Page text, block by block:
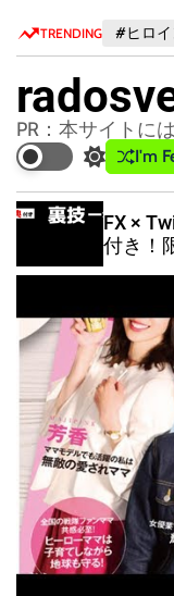
TRENDING #ヒロイ
PR：本サイトに
S
w
i
t
h
o
l
r
m
o
d
e
I'm
FX ×
付き！